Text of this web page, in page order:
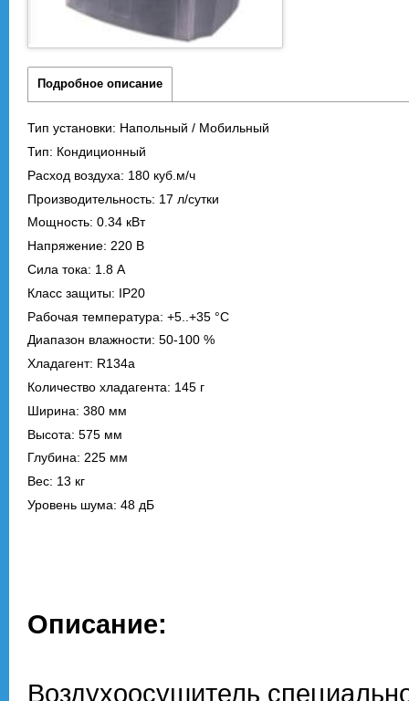
Подробное описание
Тип установки: Напольный / Мобильный
Тип: Кондиционный
Расход воздуха: 180 куб.м/ч
Производительность: 17 л/сутки
Мощность: 0.34 кВт
Напряжение: 220 В
Сила тока: 1.8 А
Класс защиты: IP20
Рабочая температура: +5..+35 °C
Диапазон влажности: 50-100 %
Хладагент: R134a
Количество хладагента: 145 г
Ширина: 380 мм
Высота: 575 мм
Глубина: 225 мм
Вес: 13 кг
Уровень шума: 48 дБ
Описание:
Воздухоосушитель